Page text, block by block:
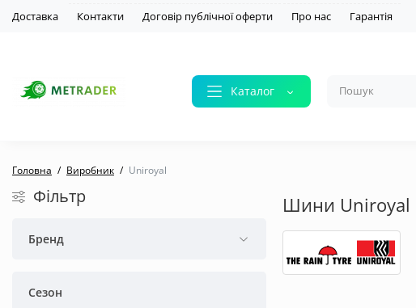
Доставка Контакти Договір публічної оферти Про нас Гарантія
Каталог
Головна Виробник Uniroyal
Фільтр
Бренд
Сезон
Шини Uniroyal